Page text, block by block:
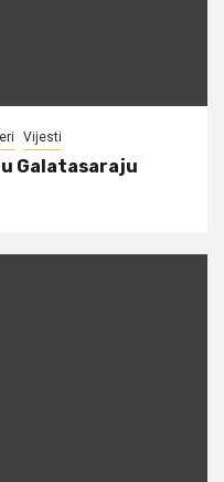
Vijesti
Galatasaraju